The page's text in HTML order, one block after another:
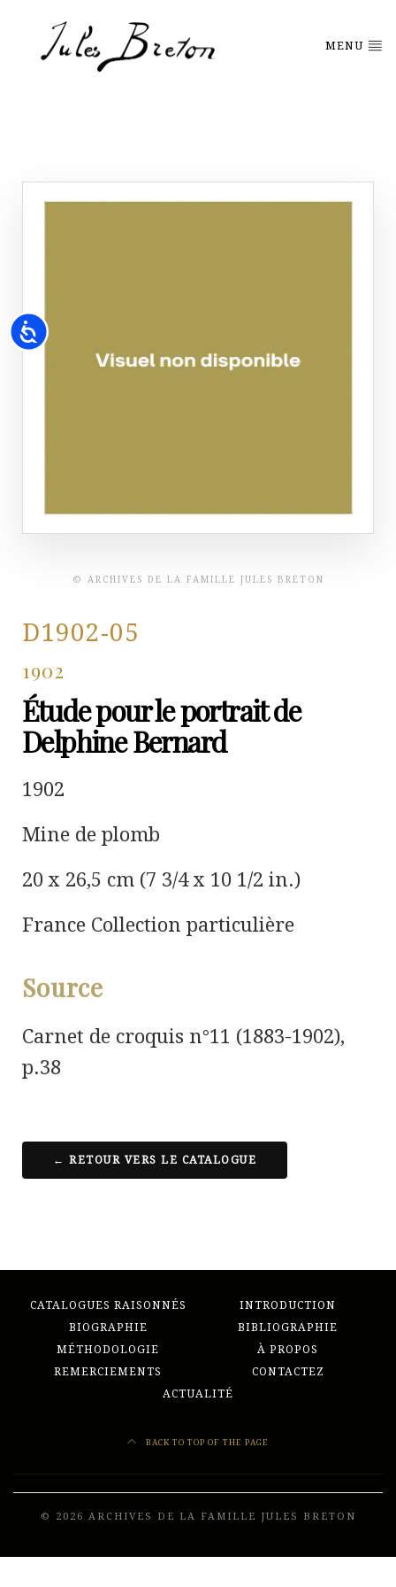
Accessibility
MENU
© ARCHIVES DE LA FAMILLE JULES BRETON
D1902-05
1902
Étude pour le portrait de
Delphine Bernard
1902
Mine de plomb
20 x 26,5 cm (7 3/4 x 10 1/2 in.)
France Collection particulière
Source
Carnet de croquis n°11 (1883-1902),
p.38
← RETOUR VERS LE CATALOGUE
CATALOGUES RAISONNÉS
INTRODUCTION
BIOGRAPHIE
BIBLIOGRAPHIE
MÉTHODOLOGIE
À PROPOS
REMERCIEMENTS
CONTACTEZ
ACTUALITÉ
BACK TO TOP OF THE PAGE
© 2026 ARCHIVES DE LA FAMILLE JULES BRETON